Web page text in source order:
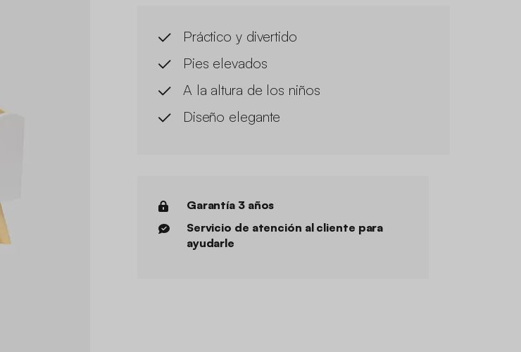
Práctico y divertido
Pies elevados
A la altura de los niños
Diseño elegante
Garantía 3 años
Servicio de atención al cliente para
ayudarle